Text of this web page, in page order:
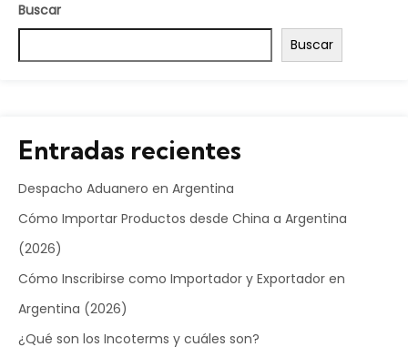
Buscar
Buscar
Entradas recientes
Despacho Aduanero en Argentina
Cómo Importar Productos desde China a Argentina
(2026)
Cómo Inscribirse como Importador y Exportador en
Argentina (2026)
¿Qué son los Incoterms y cuáles son?